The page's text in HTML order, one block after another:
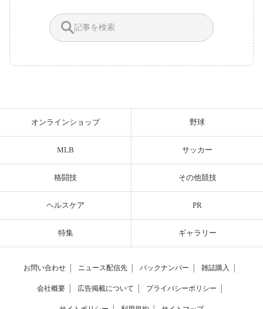
オンラインショップ 野球
MLB サッカー
格闘技 その他競技
ヘルスケア PR
特集 ギャラリー
お問い合わせ ニュース配信先 バックナンバー 雑誌購入
会社概要 広告掲載について プライバシーポリシー